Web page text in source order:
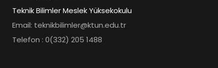
Teknik Bilimler Meslek Yüksekokulu
Email: teknikbilimler@ktun.edu.tr
Telefon : 0(332) 205 1488